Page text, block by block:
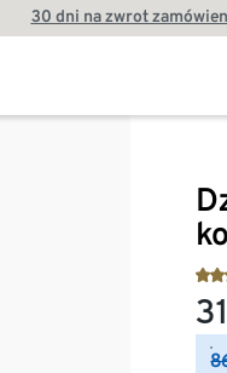
30 dni na zwrot